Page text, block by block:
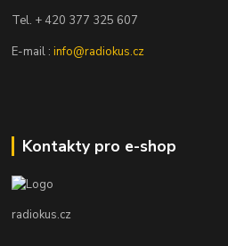
Tel. + 420 377 325 607
E-mail :info@radiokus.cz
Kontakty pro e-shop
radiokus.cz